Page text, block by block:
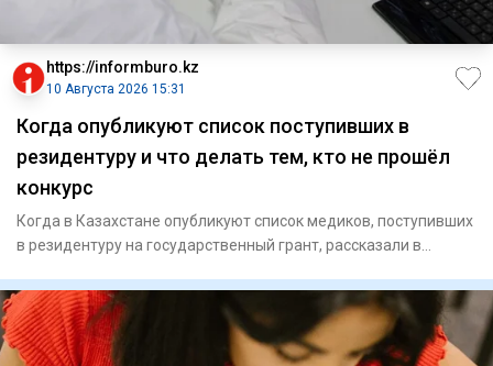
https://informburo.kz
10 Августа 2026 15:31
Когда опубликуют список поступивших в
резидентуру и что делать тем, кто не прошёл
конкурс
Когда в Казахстане опубликуют список медиков, поступивших
в резидентуру на государственный грант, рассказали в